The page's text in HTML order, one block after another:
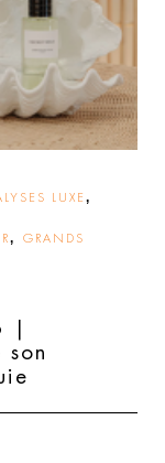
LUXE ,
, GRANDS
|